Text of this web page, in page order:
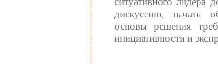
дискуссию, начать
основы решения
инициативности и